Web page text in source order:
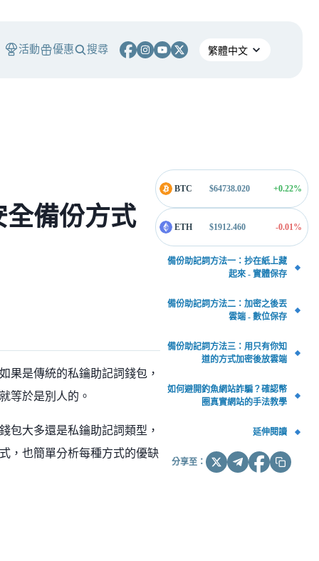
活動 優惠 搜尋
備份方式
果是傳統的私鑰助記詞錢包，
等於是別人的。
包大多還是私鑰助記詞類型，
，也簡單分析每種方式的優缺
BTC $64738.020 +0.22%
ETH $1912.460 -0.01%
備份助記詞方法一：抄在紙上藏
起來 - 實體保存
備份助記詞方法二：加密之後丟
雲端 - 數位保存
備份助記詞方法三：用只有你知
道的方式加密後放雲端
如何避開釣魚網站詐騙？確認幣
圈真實網站的手法教學
延伸閱讀
分享至：